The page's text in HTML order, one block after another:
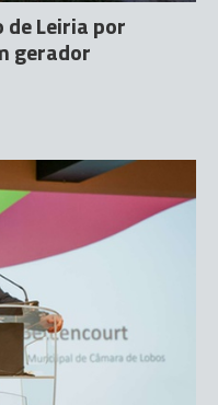
Leiria por
gerador